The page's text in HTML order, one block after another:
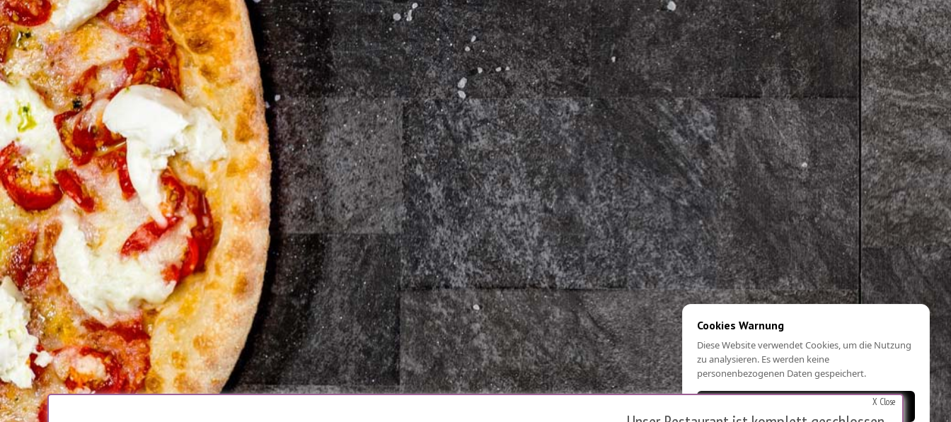
Cookies Warnung
Diese Website verwendet Cookies, um die Nutzung
zu analysieren. Es werden keine
personenbezogenen Daten gespeichert.
X Close